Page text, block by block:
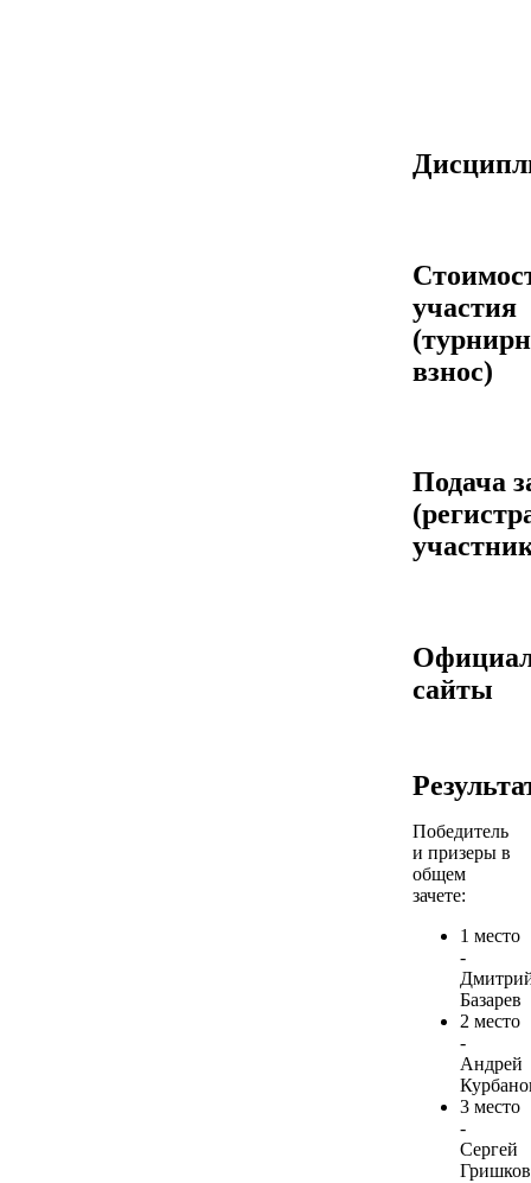
участия
взнос)
Подача
сайты
Победитель
и призеры в
общем
зачете:
1 место
-
Базарев
2 место
-
Андрей
3 место
-
Сергей
Гришков